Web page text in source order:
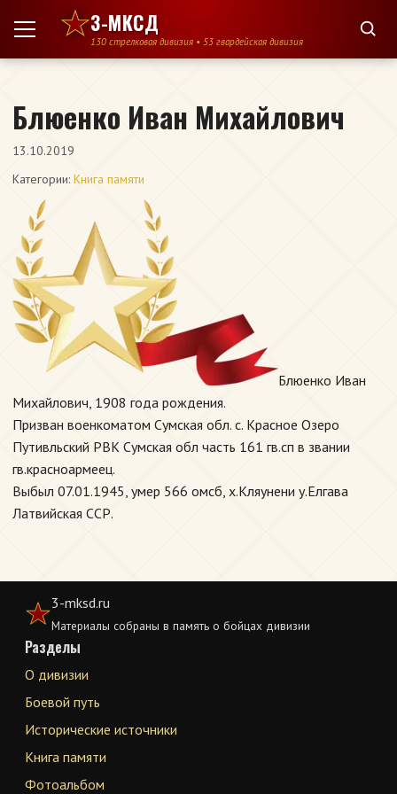
Перейти к содержимому
3-МКСД
130 стрелковая дивизия • 53 гвардейская дивизия
Блюенко Иван Михайлович
13.10.2019
Категории: Книга памяти
Блюенко Иван
Михайлович, 1908 года рождения.
Призван военкоматом Сумская обл. с. Красное Озеро
Путивльский РВК Сумская обл часть 161 гв.сп в звании
гв.красноармеец.
Выбыл 07.01.1945, умер 566 омсб, х.Кляунени у.Елгава
Латвийская ССР.
3-mksd.ru
Материалы собраны в память о бойцах дивизии
Разделы
О дивизии
Боевой путь
Исторические источники
Книга памяти
Фотоальбом